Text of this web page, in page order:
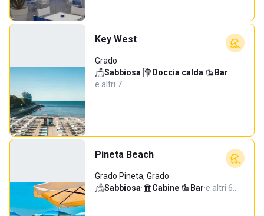
Key West
Grado
Sabbiosa· Doccia calda· Bar·
e altri 7…
Pineta Beach
Grado Pineta, Grado
Sabbiosa· Cabine· Bar·e altri 6…